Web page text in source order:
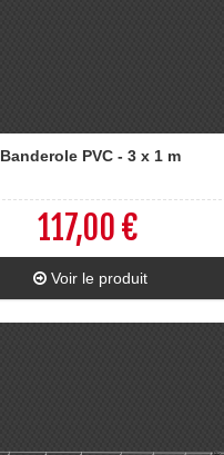
Banderole PVC - 3 x 1 m
117,00 €
Voir le produit